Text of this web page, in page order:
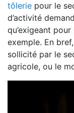
tôlerie pour le
d’activité
qu’exigeant
exemple. En
sollicité par le
agricole, ou le